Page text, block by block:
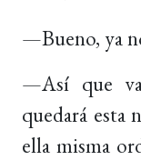
—Bueno, ya
—Así que
quedará esta
ella misma